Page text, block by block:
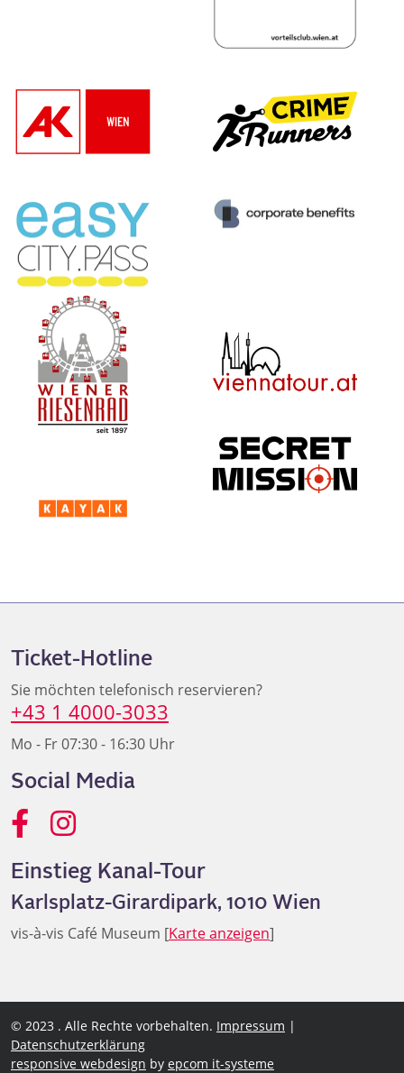
Ticket-Hotline
Sie möchten telefonisch reservieren?
+43 1 4000-3033
Mo - Fr 07:30 - 16:30 Uhr
Social Media
Einstieg Kanal-Tour
Karlsplatz-Girardipark, 1010 Wien
vis-à-vis Café Museum [Karte anzeigen]
© 2023 . Alle Rechte vorbehalten. Impressum |
Datenschutzerklärung
responsive webdesign by epcom it-systeme